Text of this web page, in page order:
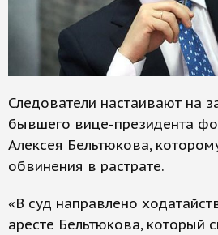
Следователи настаивают на
бывшего вице-президента
Алексея Бельтюкова,
обвинения в растрате.
«В суд направлено
аресте Бельтюкова, который